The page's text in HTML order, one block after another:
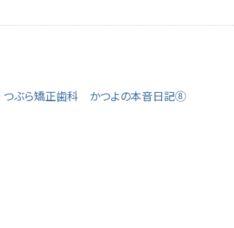
つぶら矯正歯科 かつよの本音日記⑧